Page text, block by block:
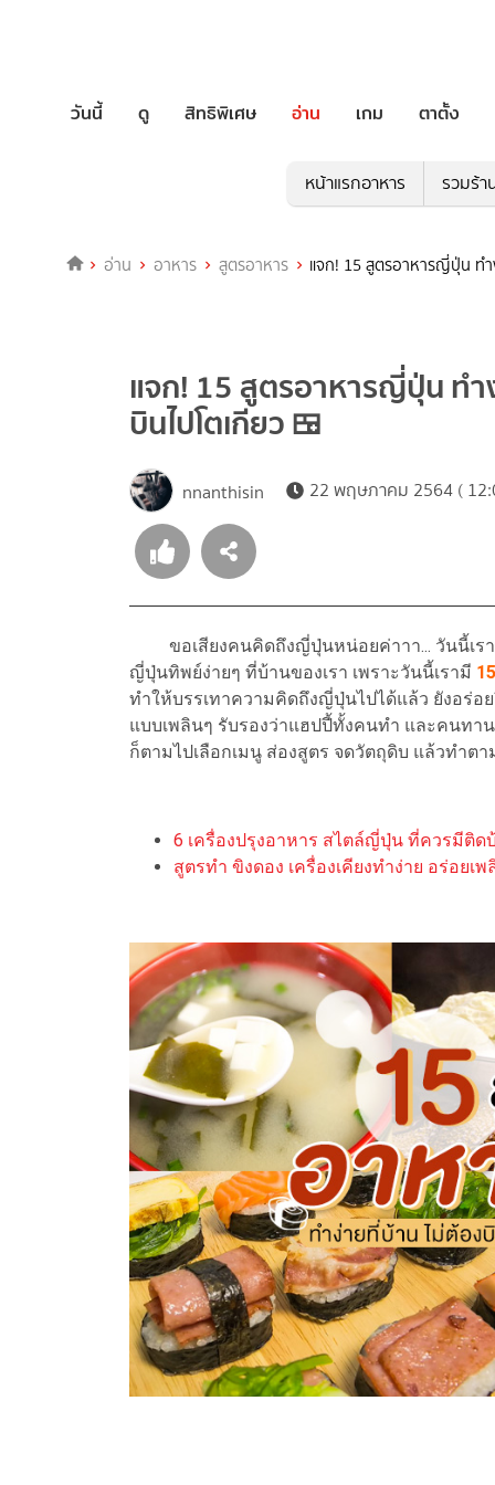
วันนี้ ดู สิทธิพิเศษ อ่าน เกม ตาตั้ง
หน้าแรกอาหาร รวมร้า
อ่าน อาหาร สูตรอาหาร แจก! 15 สูตรอาหารญี่ปุ่น ท
แจก! 15 สูตรอาหารญี่ปุ่น ท
บินไปโตเกียว 🍱
nnanthisin 22 พฤษภาคม 2564 (
ขอเสียงคนคิดถึงญี่ปุ่นหน่อยค่าาา... วันนี้เรา
ญี่ปุ่นทิพย์ง่ายๆ ที่บ้านของเรา เพราะวันนี้เรามี
ทำให้บรรเทาความคิดถึงญี่ปุ่นไปได้แล้ว ยังอร่อ
แบบเพลินๆ รับรองว่าแฮปปี้ทั้งคนทำ และคนทา
ก็ตามไปเลือกเมนู ส่องสูตร จดวัตถุดิบ แล้วทำต
6 เครื่องปรุงอาหาร สไตล์ญี่ปุ่น ที่ควรมีติด
สูตรทำ ขิงดอง เครื่องเคียงทำง่าย อร่อยเ